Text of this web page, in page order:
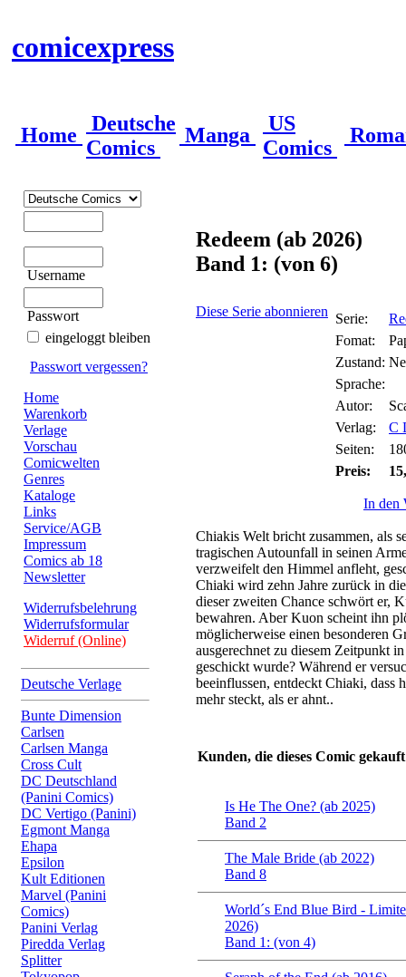
comicexpress
Home
Deutsche
Comics
Manga
US
Comics
Username
Passwort
eingeloggt bleiben
Passwort vergessen?
Home
Warenkorb
Verlage
Vorschau
Comicwelten
Genres
Kataloge
Links
Service/AGB
Impressum
Comics ab 18
Newsletter
Widerrufsbelehrung
Widerrufsformular
Widerruf (Online)
Deutsche Verlage
Bunte Dimension
Carlsen
Carlsen Manga
Cross Cult
DC Deutschland
(Panini Comics)
DC Vertigo (Panini)
Egmont Manga
Ehapa
Epsilon
Kult Editionen
Marvel (Panini
Comics)
Panini Verlag
Piredda Verlag
Splitter
Redeem (ab 2026)
Band 1: (von 6)
Diese Serie abonnieren Serie:
Fomat:
Zustand:
Sprache:
Autor:
Verlag:
C
Seiten:
Preis:
In den
Chiakis Welt bricht zusammen, als
tragischen Autounfall in seinen
verzweifelt den Himmel anfleht,
Chiaki wird zehn Jahre zurück in
dieser zweiten Chance schwört er,
bewahren. Aber Kuon scheint ihn
möglicherweise einen besonderen
ausgerechnet zu diesem Zeitpunkt
geschickt wurde? Während er
beeinflussen, entdeckt Chiaki, dass
mehr steckt, als er ahnt..
Kunden, die dieses Comic
Is He The One? (ab 2025)
Band 2
The Male Bride (ab 2022)
Band 8
World´s End Blue Bird -
2026)
Band 1: (von 4)